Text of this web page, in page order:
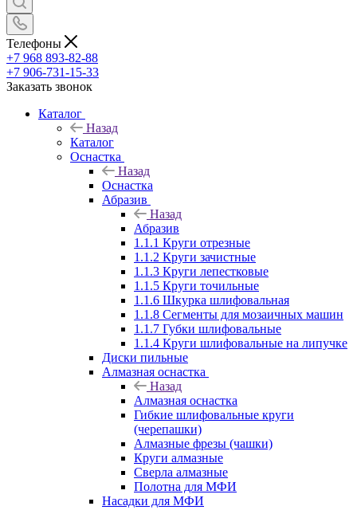
Телефоны
+7 968 893-82-88
+7 906-731-15-33
Заказать звонок
Каталог
Назад
Каталог
Оснастка
Назад
Оснастка
Абразив
Назад
Абразив
1.1.1 Круги отрезные
1.1.2 Круги зачистные
1.1.3 Круги лепестковые
1.1.5 Круги точильные
1.1.6 Шкурка шлифовальная
1.1.8 Сегменты для мозаичных машин
1.1.7 Губки шлифовальные
1.1.4 Круги шлифовальные на липучке
Диски пильные
Алмазная оснастка
Назад
Алмазная оснастка
Гибкие шлифовальные круги
(черепашки)
Алмазные фрезы (чашки)
Круги алмазные
Сверла алмазные
Полотна для МФИ
Насадки для МФИ